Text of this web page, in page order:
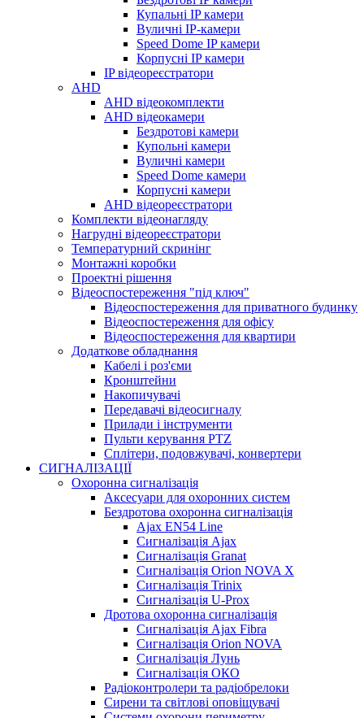
Купальні IP камери
Вуличні IP-камери
Speed Dome IP камери
Корпусні IP камери
IP відеореєстратори
AHD
AHD відеокомплекти
AHD відеокамери
Бездротові камери
Купольні камери
Вуличні камери
Speed Dome камери
Корпусні камери
AHD відеореєстратори
Комплекти відеонагляду
Нагрудні відеореєстратори
Температурний скринінг
Монтажні коробки
Проектні рішення
Відеоспостереження "під ключ"
Відеоспостереження для приватного будинку
Відеоспостереження для офісу
Відеоспостереження для квартири
Додаткове обладнання
Кабелі і роз'єми
Кронштейни
Накопичувачі
Передавачі відеосигналу
Прилади і інструменти
Пульти керування PTZ
Сплітери, подовжувачі, конвертери
СИГНАЛІЗАЦІЇ
Охоронна сигналізація
Аксесуари для охоронних систем
Бездротова охоронна сигналізація
Ajax EN54 Line
Сигналізація Ajax
Сигналізація Granat
Сигналізація Orion NOVA X
Сигналізація Trinix
Сигналізація U-Prox
Дротова охоронна сигналізація
Сигналізація Ajax Fibra
Сигналізація Orion NOVA
Сигналізація Лунь
Сигналізація ОКО
Радіоконтролери та радіобрелоки
Сирени та світлові оповіщувачі